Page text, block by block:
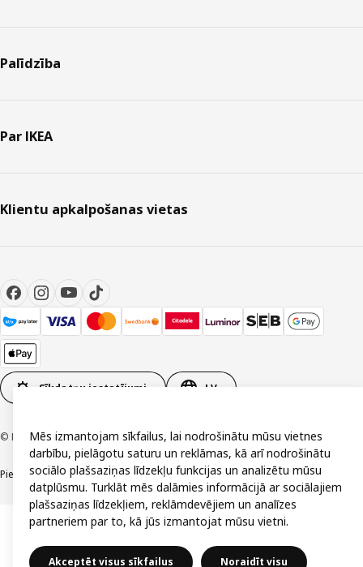
Palīdzība
Par IKEA
Klientu apkalpošanas vietas
Sīkdatņu iestatījumi LV
© Inter IKEA Systems B.V. 1999-2026
PiekļūstamībaVispārīgi noteikumiPrivātuma un sīkdatņu politika Kontakti
Mēs izmantojam sīkfailus, lai nodrošinātu mūsu vietnes
darbību, pielāgotu saturu un reklāmas, kā arī nodrošinātu
sociālo plašsaziņas līdzekļu funkcijas un analizētu mūsu
datplūsmu. Turklāt mēs dalāmies informācijā ar sociālajiem
plašsaziņas līdzekļiem, reklāmdevējiem un analīzes
partneriem par to, kā jūs izmantojat mūsu vietni.
Akceptēt visus sīkfailus Noraidīt visu